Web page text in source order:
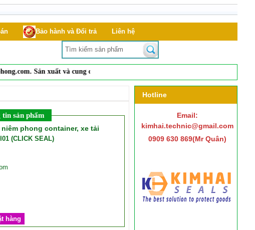
Bảo hành và Đổi trả Liên hệ
. Sản xuất vàcung cấpdụng cụ đóng mở nắp phuy, seal niêm phong, hạt chì,
Hotline
Email:
kimhai.technic@gmail.com
0909 630 869(Mr Quân)
tin sản phẩm
phong container, xe tải
(CLICK SEAL)
hàng